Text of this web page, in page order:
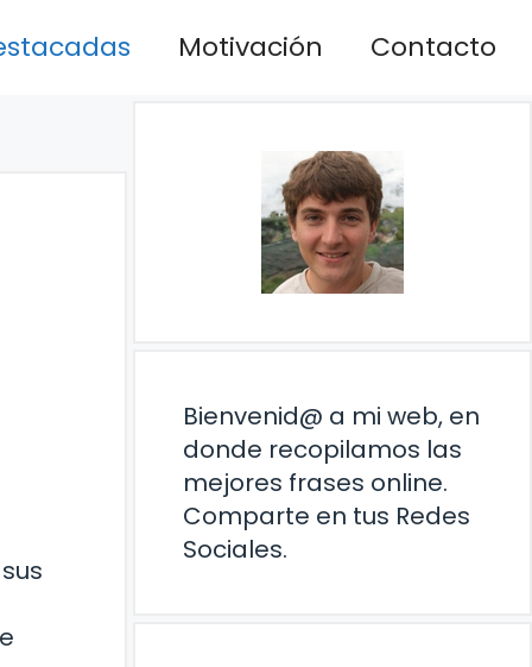
Motivación Contacto
Bienvenid@ a mi web, en
donde recopilamos las
mejores frases online.
Comparte en tus Redes
Sociales.